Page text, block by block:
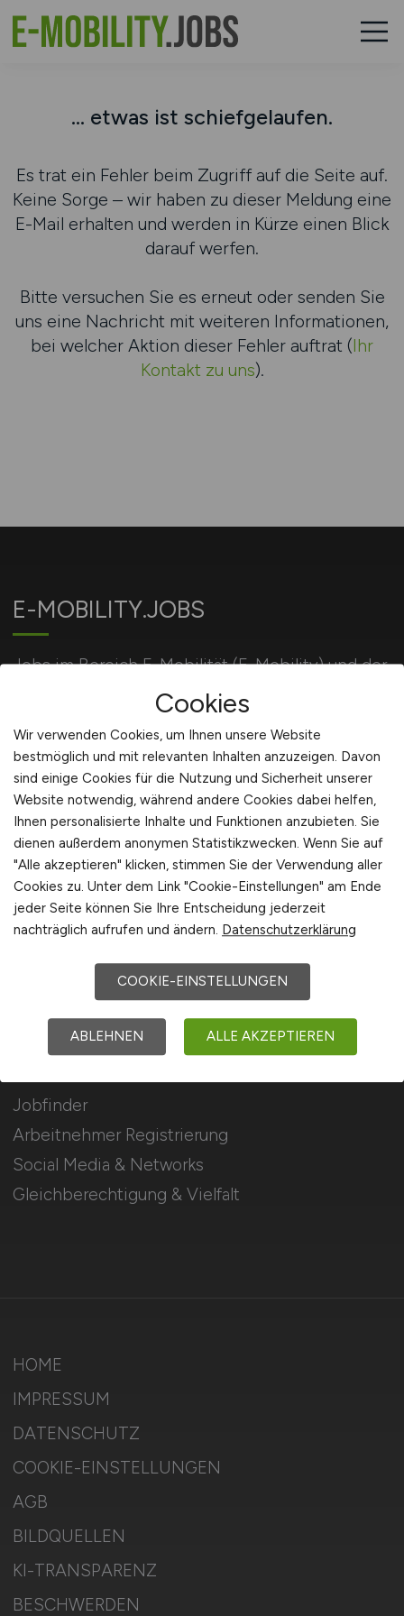
... etwas ist schiefgelaufen.
Es trat ein Fehler beim Zugriff auf die Seite auf.
Keine Sorge – wir haben zu dieser Meldung eine
E-Mail erhalten und werden in Kürze einen Blick
darauf werfen.
Bitte versuchen Sie es erneut oder senden Sie
uns eine Nachricht mit weiteren Informationen,
bei welcher Aktion dieser Fehler auftrat (Ihr
Kontakt zu uns).
E-MOBILITY.JOBS
Jobs im Bereich E-Mobilität (E-Mobility) und der
Für Arbeitnehmer
Jobfinder
Arbeitnehmer Registrierung
Social Media & Networks
Gleichberechtigung & Vielfalt
Für Arbeitgeber
Stellenanzeigen schalten
Mediadaten & Konditionen
Arbeitgeber Seite
Arbeitgeber Kontakt
Karrierenetzwerk
HOME
IMPRESSUM
DATENSCHUTZ
COOKIE-EINSTELLUNGEN
AGB
BILDQUELLEN
KI-TRANSPARENZ
BESCHWERDEN
Cookies
Wir verwenden Cookies, um Ihnen unsere Website
bestmöglich und mit relevanten Inhalten anzuzeigen. Davon
sind einige Cookies für die Nutzung und Sicherheit unserer
Website notwendig, während andere Cookies dabei helfen,
Ihnen personalisierte Inhalte und Funktionen anzubieten. Sie
dienen außerdem anonymen Statistikzwecken. Wenn Sie auf
"Alle akzeptieren" klicken, stimmen Sie der Verwendung aller
Cookies zu. Unter dem Link "Cookie-Einstellungen" am Ende
jeder Seite können Sie Ihre Entscheidung jederzeit
nachträglich aufrufen und ändern. Datenschutzerklärung
COOKIE-EINSTELLUNGEN
ABLEHNEN ALLE AKZEPTIEREN